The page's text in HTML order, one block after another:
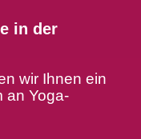
in der
wir Ihnen ein
an Yoga-